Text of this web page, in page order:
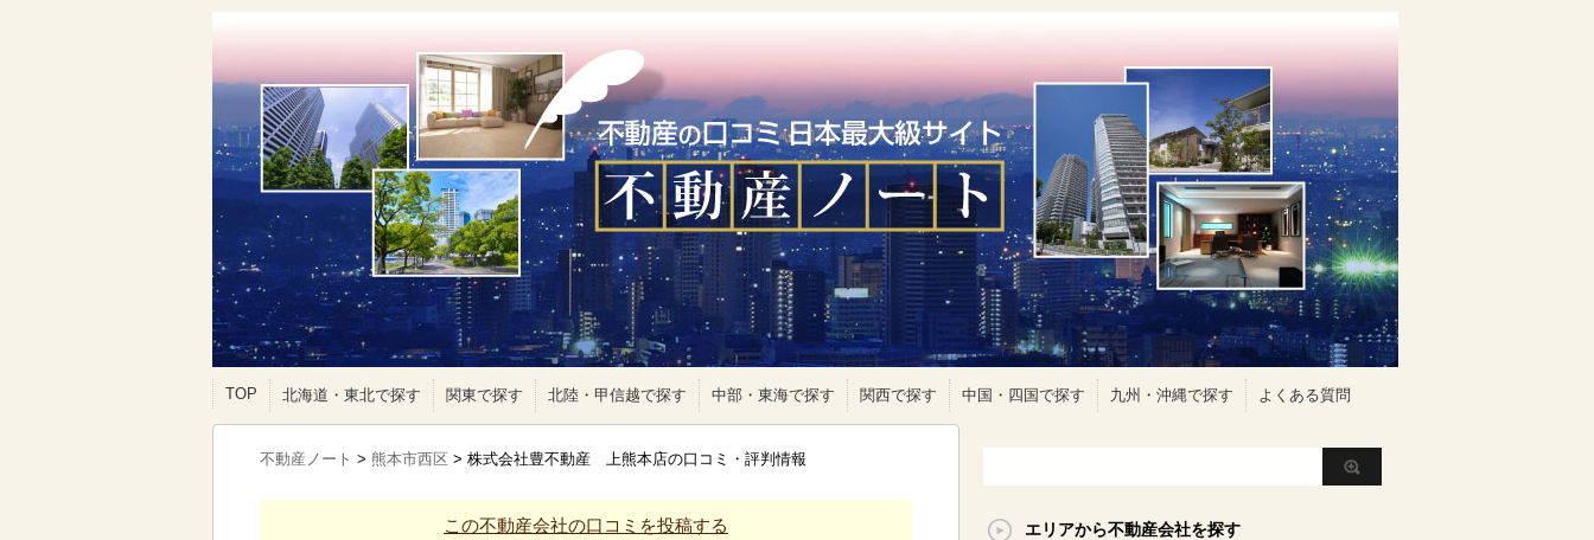
TOP 北海道・東北で探す 関東で探す 北陸・甲信越で探す 中部・東海で探す 関西で探す 中国・四国で探す 九州・沖縄で探す よくある質問
不動産ノート > 熊本市西区 > 株式会社豊不動産 上熊本店の口コミ・評判情報
この不動産会社の口コミを投稿する
エリアから不動産会社を探す